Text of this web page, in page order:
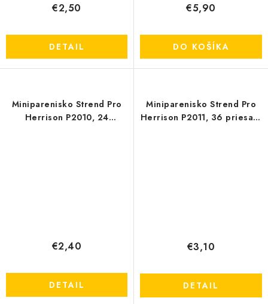
€2,50
DETAIL
€5,90
DO KOŠÍKA
Miniparenisko Strend Pro
Herrison P2010, 24
€2,40
DETAIL
Miniparenisko Strend Pro
Herrison P2011, 36 priesad,
€3,10
DETAIL